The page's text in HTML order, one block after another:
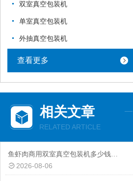
双室真空包装机
单室真空包装机
外抽真空包装机
查看更多
相关文章
RELATED ARTICLE
鱼虾肉商用双室真空包装机多少钱一台
2026-08-06